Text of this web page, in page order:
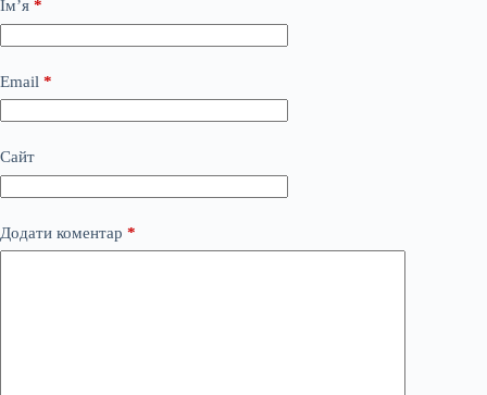
Ім’я *
Email *
Сайт
Додати коментар *